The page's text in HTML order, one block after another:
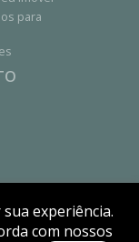
experiência.
com nossos
para